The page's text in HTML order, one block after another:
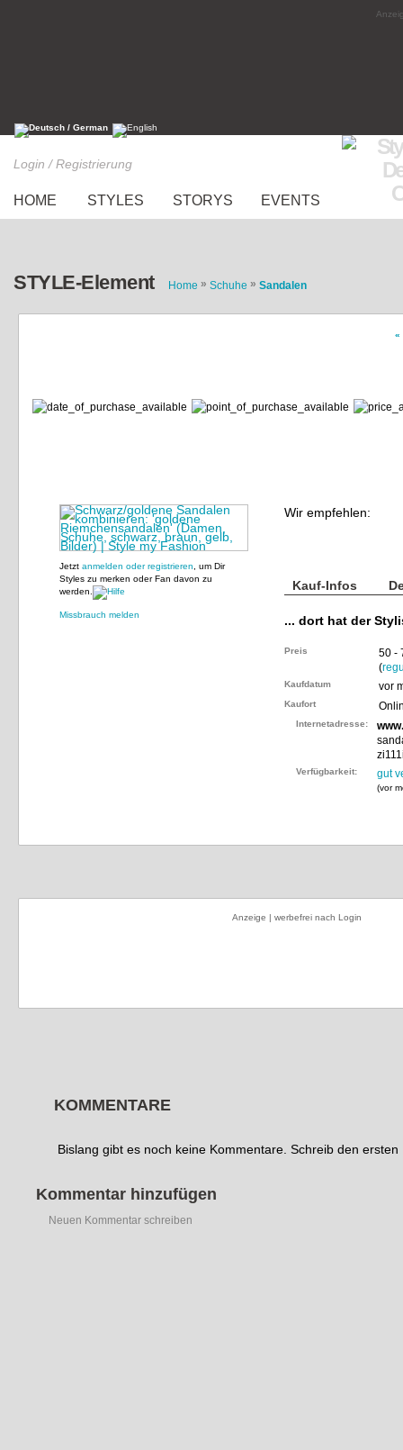
Login / Registrierung
HOME STYLES STORYS EVENTS
STYLE-Element Home » Schuhe » Sandalen
«
Jetzt anmelden oder registrieren , um Dir
Styles zu merken oder Fan davon zu
werden.
Missbrauch melden
Wir empfehlen:
Kauf-Infos
... dort hat der
Preis
50 -
(
Kaufdatum vor
Kaufort
Internetadresse:
Verfügbarkeit: gut
(vor
Anzeige | werbefrei nach Login
KOMMENTARE
Bislang gibt es noch keine Kommentare. Schreib den ersten
Kommentar hinzufügen
Neuen Kommentar schreiben